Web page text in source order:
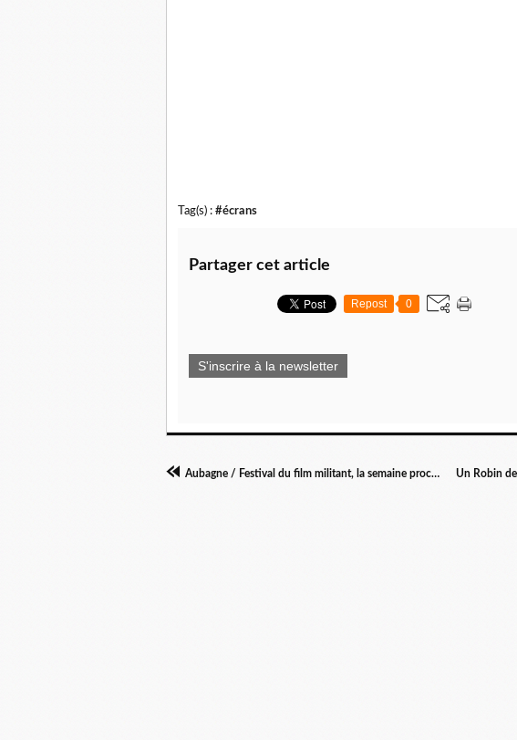
Tag(s) : #écrans
Partager cet article
Repost 0
S'inscrire à la newsletter
Aubagne / Festival du film militant, la semaine prochaine